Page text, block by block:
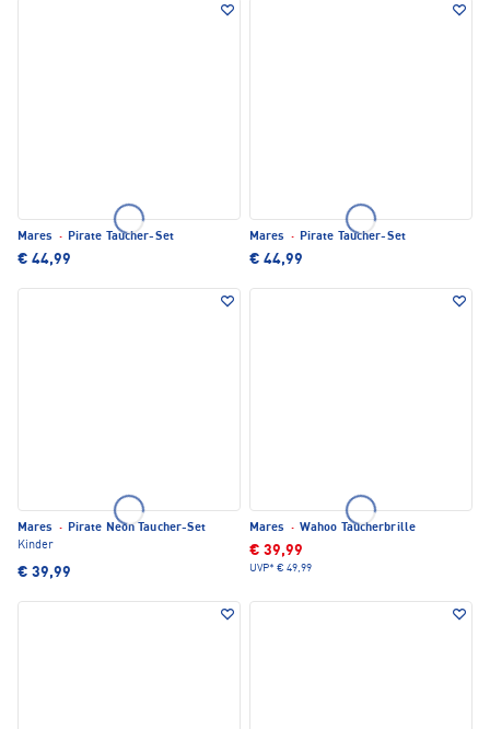
Mares · Pirate Taucher-Set
€ 44,99
Mares · Pirate Taucher-Set
€ 44,99
Mares · Pirate Neon Taucher-Set
Kinder
€ 39,99
Mares · Wahoo Taucherbrille
€ 39,99
UVP* € 49,99